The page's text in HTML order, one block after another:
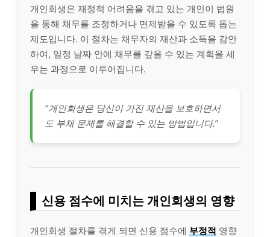
개인회생은 재정적 어려움을 겪고 있는 개인이 법원
을 통해 채무를 조정하거나 면제받을 수 있도록 돕는
제도입니다. 이 절차는 채무자의 재산과 소득을 감안
하여, 일정 날짜 안에 채무를 갚을 수 있는 계획을 세
우는 과정으로 이루어집니다.
“개인회생은 당신이 가진 재산을 보호하면서
도 부채 문제를 해결할 수 있는 방법입니다.”
신용 점수에 미치는 개인회생의 영향
개인회생 절차를 겪게 되면 신용 점수에 부정적 영향